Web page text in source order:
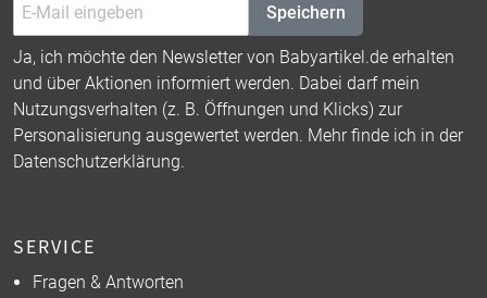
Speichern
Ja, ich möchte den Newsletter von Babyartikel.de erhalten
und über Aktionen informiert werden. Dabei darf mein
Nutzungsverhalten (z. B. Öffnungen und Klicks) zur
Personalisierung ausgewertet werden. Mehr finde ich in der
Datenschutzerklärung.
SERVICE
Fragen & Antworten